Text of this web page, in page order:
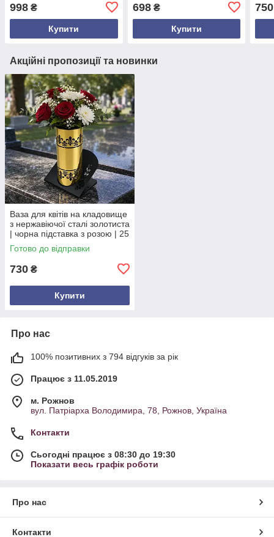
Польща
998 ₴
Купити
срібляста | LED 19 см |
Польща
698₴
Купити
см |
750
Акційні пропозиції та новинки
Ваза для квітів на кладовище
з нержавіючої сталі золотиста
| чорна підставка з розою | 25
см Опис товару
Готово до відправки
730 ₴
Купити
Про нас
100% позитивних з 794 відгуків за рік
Працює з 11.05.2019
м. Рожнов
вул. Патріарха Володимира, 78, Рожнов, Україна
Контакти
Сьогодні працює з 08:30 до 19:30
Показати весь графік роботи
Про нас
Контакти